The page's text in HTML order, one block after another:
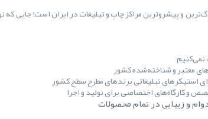
و پیشروترین مراکز چاپ و تبلیغات در ایران است؛ جایی
معتبر و شناخته‌شده کشور
استیکرهای تبلیغاتی برندهای مطرح سطح کشور
و کارگاه‌های اختصاصی برای تولید و اجرا
و زیبایی در تمام محصولات